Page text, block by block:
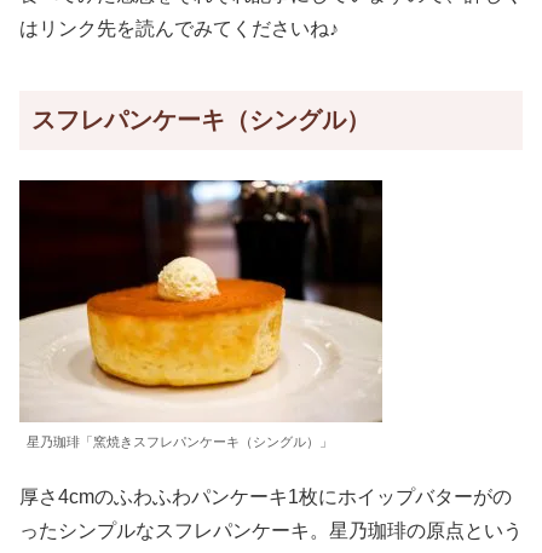
はリンク先を読んでみてくださいね♪
スフレパンケーキ（シングル）
星乃珈琲「窯焼きスフレパンケーキ（シングル）」
厚さ4cmのふわふわパンケーキ1枚にホイップバターがの
ったシンプルなスフレパンケーキ。星乃珈琲の原点という